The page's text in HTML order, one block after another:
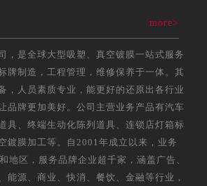
more>
，是全球大型吸塑、真空镀膜一站式服务
牌制造，工程管理，维修保养于一体。其
，人员素质专业，能更好的还原出各行业
品牌更加美好。公司主营业务产品有汽车
具、终端生动化陈列道具、连锁店灯箱标
鍍膜加工等。自2001年成立以来，业务
地区，服务品牌企业超千家，涵盖广告、
能源、商业、快消、餐饮、金融等行业，